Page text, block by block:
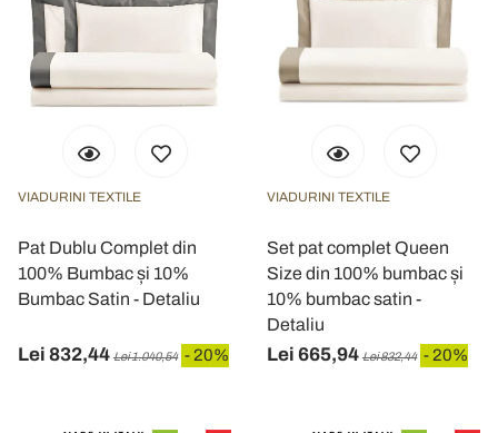
VIADURINI TEXTILE
Pat Dublu Complet din
100% Bumbac și 10%
Bumbac Satin - Detaliu
Lei 832,44 Lei 1.040,54 - 20%
VIADURINI TEXTILE
Set pat complet Queen
Size din 100% bumbac și
10% bumbac satin -
Detaliu
Lei 665,94 Lei 832,44 - 20%